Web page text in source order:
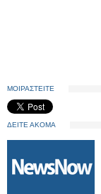
ΜΟΙΡΑΣΤΕΙΤΕ
ΔΕΙΤΕ ΑΚΟΜΑ